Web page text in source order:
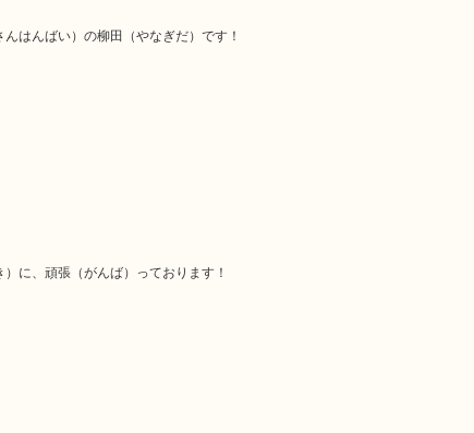
はんばい）の柳田（やなぎだ）です！
に、頑張（がんば）っております！